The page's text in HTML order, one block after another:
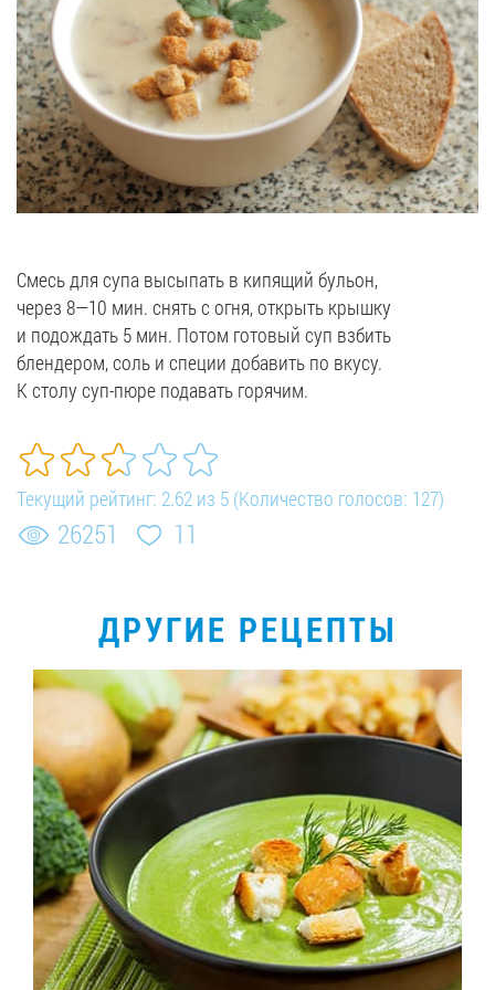
Смесь для супа высыпать в кипящий бульон,
через 8—10 мин. снять с огня, открыть крышку
и подождать 5 мин. Потом готовый суп взбить
блендером, соль и специи добавить по вкусу.
К столу суп-пюре подавать горячим.
Текущий рейтинг: 2.62 из 5 (Количество голосов: 127)
26251 11
ДРУГИЕ РЕЦЕПТЫ